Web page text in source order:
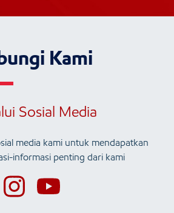
Kami
Sosial Media
media kami untuk mendapatkan
informasi penting dari kami